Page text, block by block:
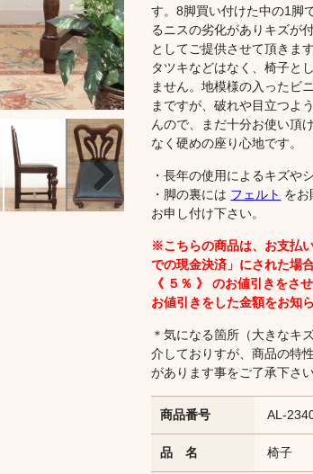
Next
す。8脚買い付けた中の1脚
るニスの劣化がありキズが
としてご提供させて頂きま
タツキなどはなく、椅子と
ません。地模様の入ったビ
まですが、破れや目立つよ
んので、まだ十分お使い頂
なく硬めの座り心地です。
・長年の使用によるキズや
・脚の裏には フェルト をお
お申し付け下さい。
※こちらの商品は、お支払
での現金決済」にされた場
《 ５％ 》 のお値引きをさ
お値引きをした金額をお知
＊気になる箇所（大きなキ
介しておりすが、商品の特
があります事をご了承下さい
商品番号 AL-
品 名 椅子